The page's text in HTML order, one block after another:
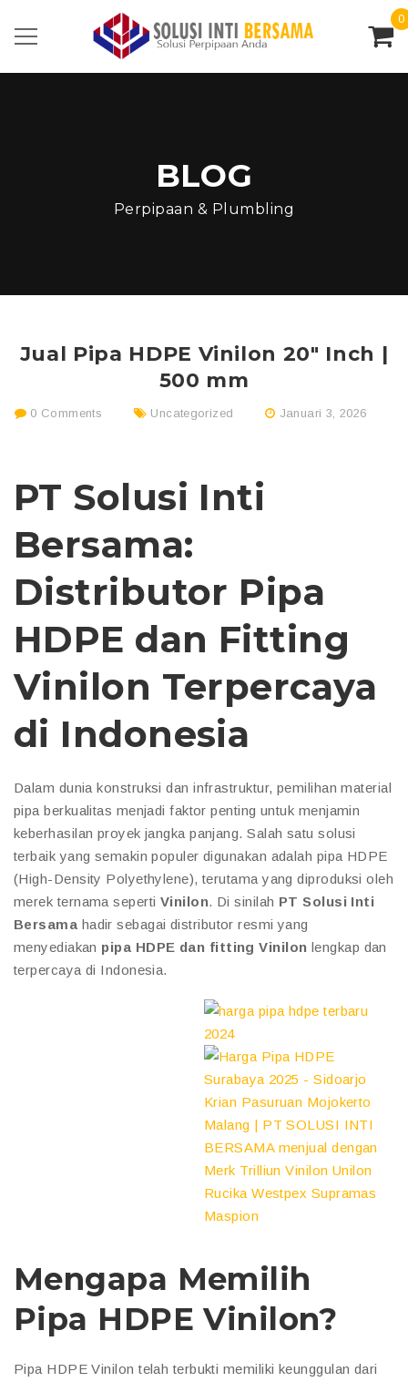
0
BLOG
Perpipaan & Plumbling
Jual Pipa HDPE Vinilon 20″ Inch |
500 mm
0 Comments Uncategorized Januari 3, 2026
PT Solusi Inti
Bersama:
Distributor Pipa
HDPE dan Fitting
Vinilon Terpercaya
di Indonesia
Dalam dunia konstruksi dan infrastruktur, pemilihan material
pipa berkualitas menjadi faktor penting untuk menjamin
keberhasilan proyek jangka panjang. Salah satu solusi
terbaik yang semakin populer digunakan adalah pipa HDPE
(High-Density Polyethylene), terutama yang diproduksi oleh
merek ternama seperti Vinilon. Di sinilah PT Solusi Inti
Bersama hadir sebagai distributor resmi yang
menyediakan pipa HDPE dan fitting Vinilon lengkap dan
terpercaya di Indonesia.
Mengapa Memilih
Pipa HDPE Vinilon?
Pipa HDPE Vinilon telah terbukti memiliki keunggulan dari